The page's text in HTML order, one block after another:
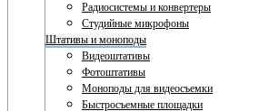
Радиосистемы и конвертеры
Студийные микрофоны
Штативы и моноподы
Видеоштативы
Фотоштативы
Моноподы для видеосъемки
Быстросъемные площадки